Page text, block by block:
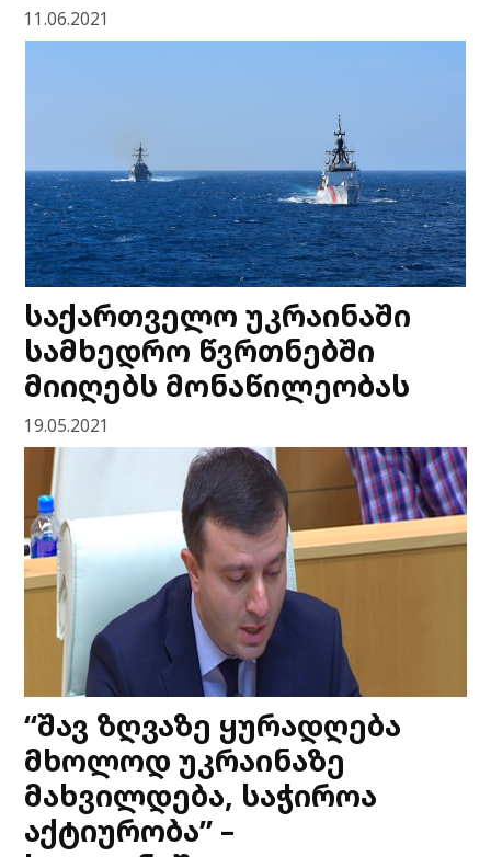
11.06.2021
საქართველო უკრაინაში
სამხედრო წვრთნებში
მიიღებს მონაწილეობას
19.05.2021
“შავ ზღვაზე ყურადღება
მხოლოდ უკრაინაზე
მახვილდება, საჭიროა
აქტიურობა” –